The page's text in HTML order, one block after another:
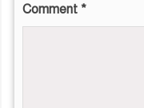
Comment *